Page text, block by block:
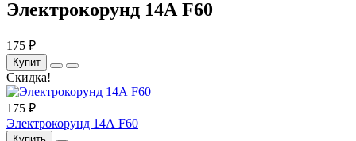
Электрокорунд 14А F60
175 ₽
Купит
Скидка!
175 ₽
Электрокорунд 14А F60